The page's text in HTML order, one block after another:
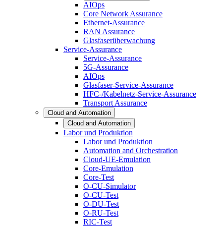
AIOps
Core Network Assurance
Ethernet-Assurance
RAN Assurance
Glasfaserüberwachung
Service-Assurance
Service-Assurance
5G-Assurance
AIOps
Glasfaser-Service-Assurance
HFC-/Kabelnetz-Service-Assurance
Transport Assurance
Cloud and Automation
Cloud and Automation
Labor und Produktion
Labor und Produktion
Automation and Orchestration
Cloud-UE-Emulation
Core-Emulation
Core-Test
O-CU-Simulator
O-CU-Test
O-DU-Test
O-RU-Test
RIC-Test